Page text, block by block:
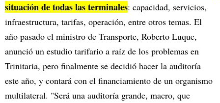
situación de todas las terminales: capacidad, servicios,
infraestructura, tarifas, operación, entre otros temas. El
año pasado el ministro de Transporte, Roberto Luque,
anunció un estudio tarifario a raíz de los problemas en
Trinitaria, pero finalmente se decidió hacer la auditoría
este año, y contará con el financiamiento de un organismo
multilateral. "Será una auditoría grande, macro, que